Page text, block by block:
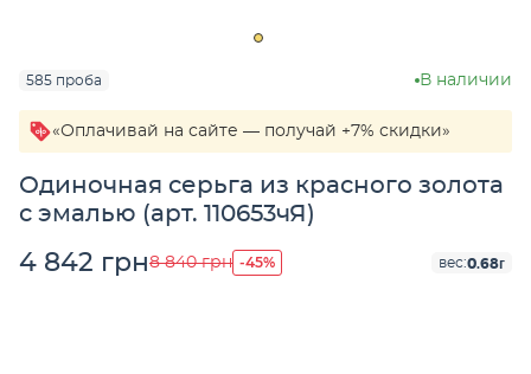
585 проба В наличии
«Оплачивай на сайте — получай +7% скидки»
Одиночная серьга из красного золота
с эмалью (арт. 110653чЯ)
4 842 грн8 840 грн -45% вес:0.68г